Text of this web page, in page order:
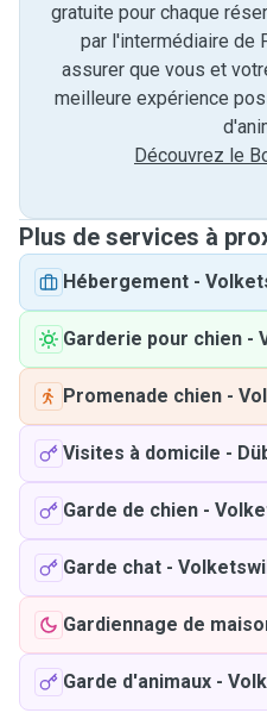
gratuite pour chaque
par l'intermédiaire de
assurer que vous et
meilleure expérience
Découvrez le
Plus de services à
Hébergement -
Garderie pour chien -
Promenade chien -
Visites à domicile -
Garde de chien -
Garde chat -
Gardiennage de
Garde d'animaux -